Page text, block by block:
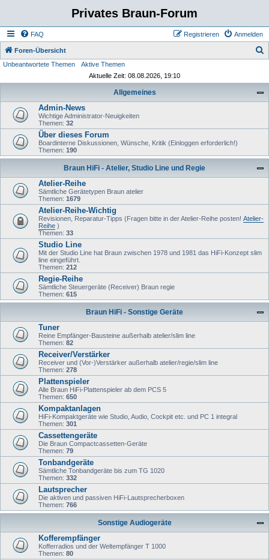
Privates Braun-Forum
FAQ Anmelden
Registrieren
Foren-Übersicht
Unbeantwortete Themen
Aktive Themen
Aktuelle Zeit: 08.08.2026, 19:10
Allgemeines
Admin-News
Wichtige Administrator-Neuigkeiten
Themen: 32
Über dieses Forum
Boardinterne Diskussionen, Wünsche, Kritik (Einloggen erforderlich!)
Themen: 190
Braun HiFi - Atelier, Studio Line und Regie
Atelier-Reihe
Sämtliche Gerätetypen Braun atelier
Themen: 1679
Atelier-Reihe-Wichtig
Revisionen, Reparatur-Tipps (Fragen bitte in der Atelier-Reihe posten! Atelier-
Reihe )
Themen: 33
Studio Line
Mit der Studio Line hat Braun zwischen 1978 und 1981 das HiFi-Konzept slim
line eingeführt.
Themen: 212
Regie-Reihe
Sämtliche Steuergeräte (Receiver) Braun regie
Themen: 615
Braun HiFi - Sonstige Geräte
Tuner
Reine Empfänger-Bausteine außerhalb atelier/slim line
Themen: 82
Receiver/Verstärker
Receiver und (Vor-)Verstärker außerhalb atelier/regie/slim line
Themen: 278
Plattenspieler
Alle Braun HiFi-Plattenspieler ab dem PCS 5
Themen: 650
Kompaktanlagen
HiFi-Kompaktgeräte wie Studio, Audio, Cockpit etc. und PC 1 integral
Themen: 301
Cassettengeräte
Die Braun Compactcassetten-Geräte
Themen: 79
Tonbandgeräte
Sämtliche Tonbandgeräte bis zum TG 1020
Themen: 332
Lautsprecher
Die aktiven und passiven HiFi-Lautsprecherboxen
Themen: 766
Sonstige Audiogeräte
Kofferempfänger
Kofferradios und der Weltempfänger T 1000
Themen: 80